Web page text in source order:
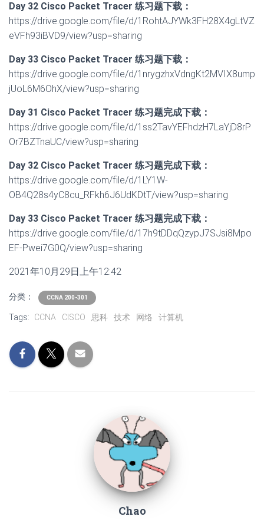
Day 32 Cisco Packet Tracer 练习题下载：
https://drive.google.com/file/d/1RohtAJYWk3FH28X4gLtVZ
eVFh93iBVD9/view?usp=sharing
Day 33 Cisco Packet Tracer 练习题下载：
https://drive.google.com/file/d/1nrygzhxVdngKt2MVIX8ump
jUoL6M6OhX/view?usp=sharing
Day 31 Cisco Packet Tracer 练习题完成下载：
https://drive.google.com/file/d/1ss2TavYEFhdzH7LaYjD8rP
Or7BZTnaUC/view?usp=sharing
Day 32 Cisco Packet Tracer 练习题完成下载：
https://drive.google.com/file/d/1LY1W-
OB4Q28s4yC8cu_RFkh6J6UdKDtT/view?usp=sharing
Day 33 Cisco Packet Tracer 练习题完成下载：
https://drive.google.com/file/d/17h9tDDqQzypJ7SJsi8Mpo
EF-Pwei7G0Q/view?usp=sharing
2021年10月29日上午12:42
分类： CCNA 200-301
Tags: CCNA CISCO 思科 技术 网络 计算机
Chao